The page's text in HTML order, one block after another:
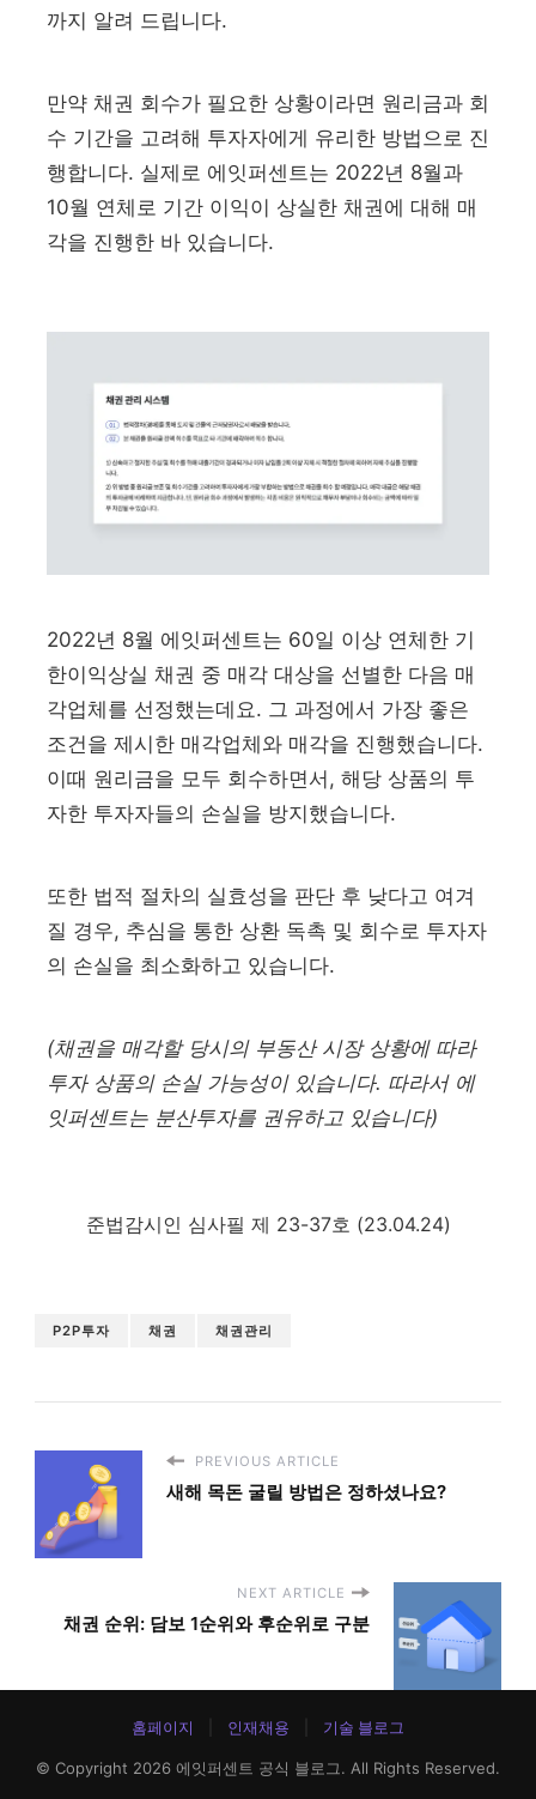
까지 알려 드립니다.
만약 채권 회수가 필요한 상황이라면 원리금과 회
수 기간을 고려해 투자자에게 유리한 방법으로 진
행합니다. 실제로 에잇퍼센트는 2022년 8월과
10월 연체로 기간 이익이 상실한 채권에 대해 매
각을 진행한 바 있습니다.
2022년 8월 에잇퍼센트는 60일 이상 연체한 기
한이익상실 채권 중 매각 대상을 선별한 다음 매
각업체를 선정했는데요. 그 과정에서 가장 좋은
조건을 제시한 매각업체와 매각을 진행했습니다.
이때 원리금을 모두 회수하면서, 해당 상품의 투
자한 투자자들의 손실을 방지했습니다.
또한 법적 절차의 실효성을 판단 후 낮다고 여겨
질 경우, 추심을 통한 상환 독촉 및 회수로 투자자
의 손실을 최소화하고 있습니다.
(채권을 매각할 당시의 부동산 시장 상황에 따라
투자 상품의 손실 가능성이 있습니다. 따라서 에
잇퍼센트는 분산투자를 권유하고 있습니다)
준법감시인 심사필 제 23-37호 (23.04.24)
P2P투자 채권 채권관리
PREVIOUS ARTICLE
새해 목돈 굴릴 방법은 정하셨나요?
NEXT ARTICLE
채권 순위: 담보 1순위와 후순위로 구분
홈페이지 인재채용 기술 블로그
© Copyright 2026 에잇퍼센트 공식 블로그. All Rights Reserved.